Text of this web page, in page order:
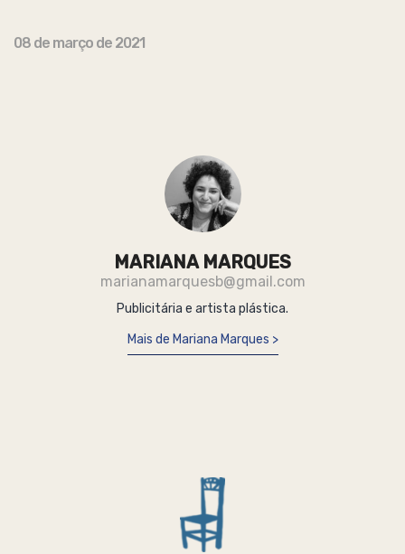
08 de março de 2021
MARIANA MARQUES
marianamarquesb@gmail.com
Publicitária e artista plástica.
Mais de Mariana Marques